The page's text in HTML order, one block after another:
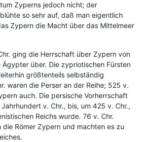
Zyperns jedoch nicht; der
so sehr auf, daß man eigentlich
Zypern die Macht über das Mittelmeer
ging die Herrschaft über Zypern von
über. Die zypriotischen Fürsten
größtenteils selbständig
waren die Perser an der Reihe; 525 v.
auch. Die persische Vorherrschaft
v. Chr., bis, um 425 v. Chr.,
Reichs wurde. 76 v. Chr.
Römer Zypern und machten es zu